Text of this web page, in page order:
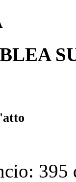
395